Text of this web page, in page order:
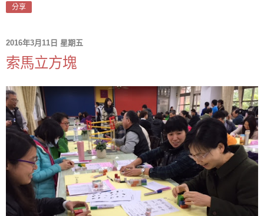
分享
2016年3月11日 星期五
索馬立方塊